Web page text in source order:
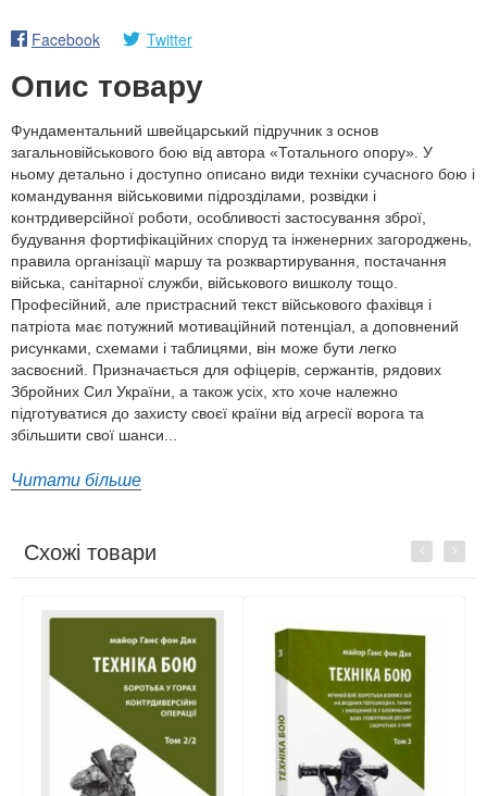
Facebook Twitter
Опис товару
Фундаментальний швейцарський підручник з основ
загальновійськового бою від автора «Тотального опору». У
ньому детально і доступно описано види техніки сучасного бою і
командування військовими підрозділами, розвідки і
контрдиверсійної роботи, особливості застосування зброї,
будування фортифікаційних споруд та інженерних загороджень,
правила організації маршу та розквартирування, постачання
війська, санітарної служби, військового вишколу тощо.
Професійний, але пристрасний текст військового фахівця і
патріота має потужний мотиваційний потенціал, а доповнений
рисунками, схемами і таблицями, він може бути легко
засвоєний. Призначається для офіцерів, сержантів, рядових
Збройних Сил України, а також усіх, хто хоче належно
підготуватися до захисту своєї країни від агресії ворога та
збільшити свої шанси...
Читати більше
Схожі товари Previous
Next